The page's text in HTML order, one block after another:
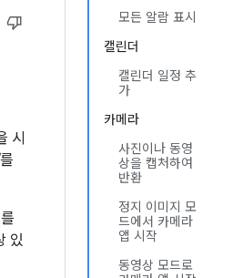
모든 알람 표시
캘린더
캘린더 일정 추
가
카메라
사진이나 동영
상을 캡처하여
반환
정지 이미지 모
드에서 카메라
앱 시작
동영상 모드로
시
를
있